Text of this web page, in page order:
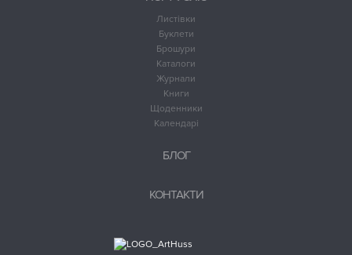
Листівки
Буклети
Брошури
Каталоги
Журнали
Книги
Щоденники
Календарі
БЛОГ
КОНТАКТИ